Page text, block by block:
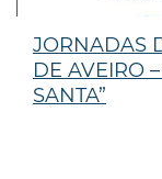
JORNADAS
DE AVEIRO
SANTA”